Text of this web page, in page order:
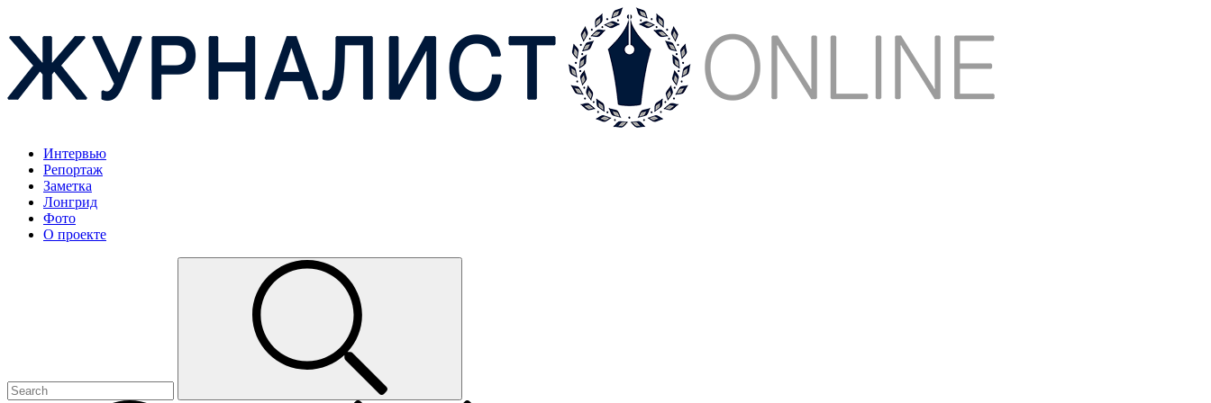
Интервью
Репортаж
Заметка
Лонгрид
Фото
О проекте